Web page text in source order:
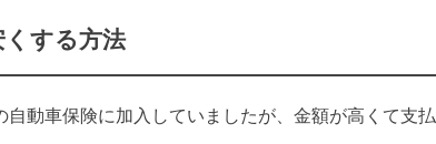
くする方法
動車保険に加入していましたが、金額が高くて支払